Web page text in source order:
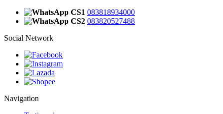
CS1 083818934000
CS2 083820527488
Social Network
Navigation